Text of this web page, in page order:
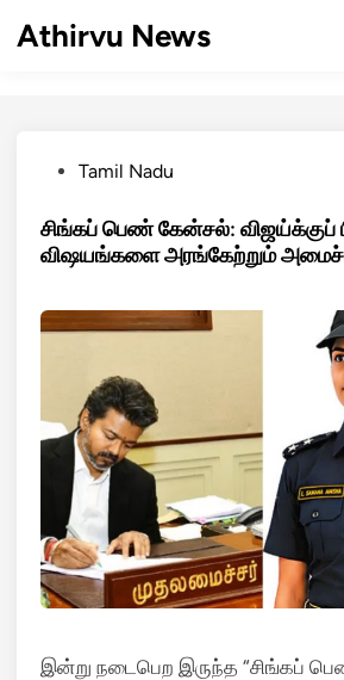
Athirvu News
PostedTamil Nadu
சிங்கப் பெண் கேன்சல்: விஜய்க்குப்
விஷயங்களை அரங்கேற்றும்
இன்று நடைபெற இருந்த “சிங்கப்